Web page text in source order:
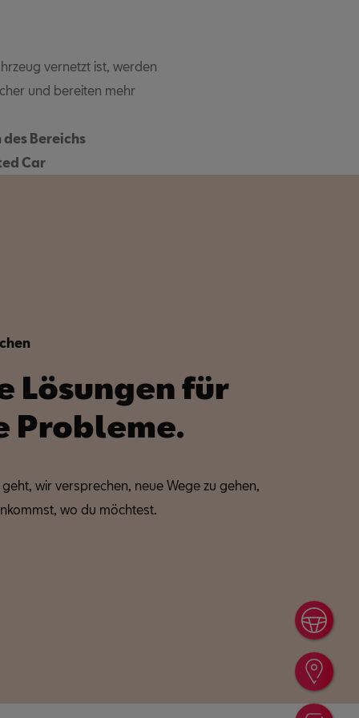
vernetzt ist, werden
und bereiten mehr
Bereichs
Car
Lösungen für
Probleme.
wir versprechen, neue Wege zu gehen,
wo du möchtest.